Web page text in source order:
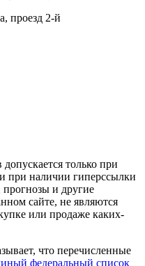
проезд 2-й
только при
при наличии гиперссылки
и другие
сайте, не являются
или продаже каких-
что перечисленные
федеральный список